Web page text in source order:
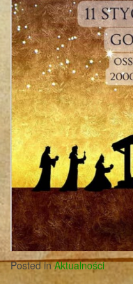
Posted inAktualności